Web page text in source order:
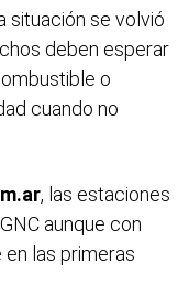
situación se volvió
deben esperar
o
cuando no
, las estaciones
aunque con
las primeras